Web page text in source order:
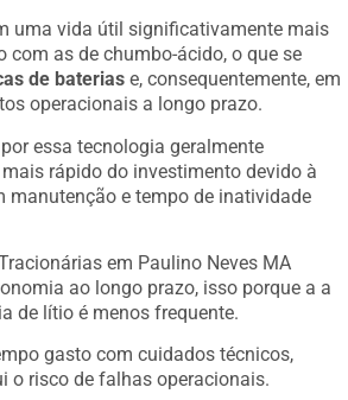
uma vida útil significativamente mais
com as de chumbo-ácido, o que se
de baterias e, consequentemente, em
operacionais a longo prazo.
essa tecnologia geralmente
rápido do investimento devido à
manutenção e tempo de inatividade
em Paulino Neves MA
ao longo prazo, isso porque a a
de lítio é menos frequente.
gasto com cuidados técnicos,
o risco de falhas operacionais.